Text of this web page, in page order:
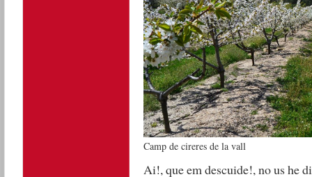
Camp de cireres de la vall
Ai!, que em descuide!, no us he